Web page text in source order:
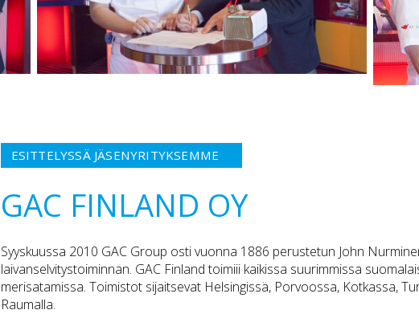
ESITTELYSSÄ JÄSENYRITYKSEMME
GAC FINLAND OY
Syyskuussa 2010 GAC Group osti vuonna 1886 perustetun John
laivanselvitystoiminnan. GAC Finland toimiii kaikissa suurimmissa
merisatamissa. Toimistot sijaitsevat Helsingissä, Porvoossa, Kotkassa,
Raumalla.